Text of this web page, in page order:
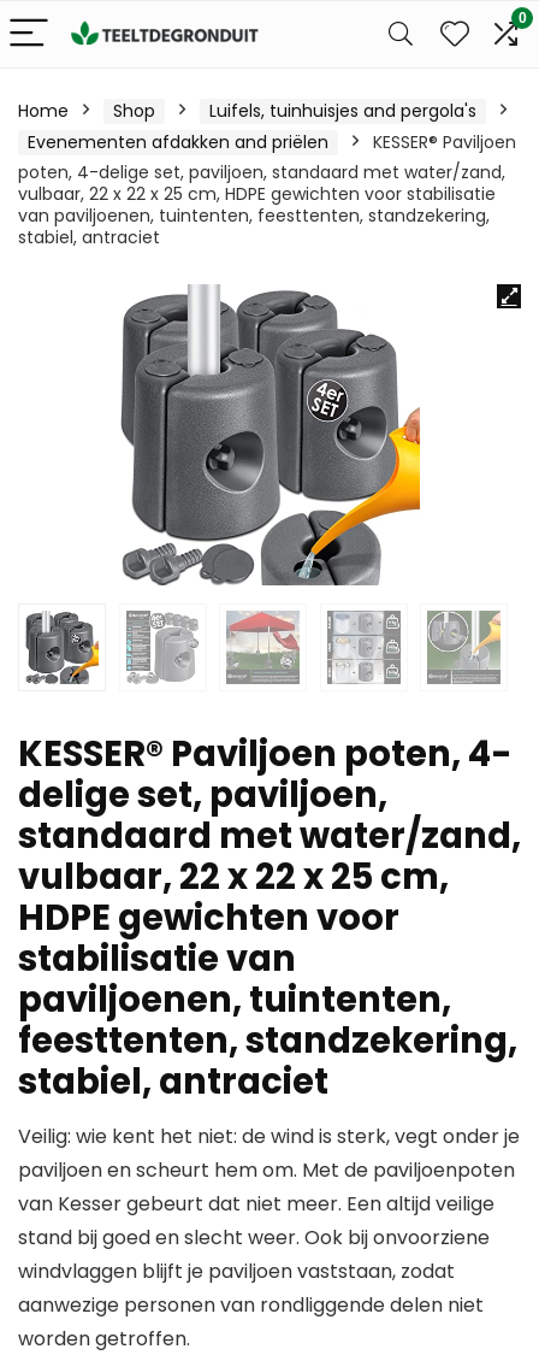
0
Home Shop
Luifels, tuinhuisjes and pergola's
Evenementen afdakken and priëlen
KESSER® Paviljoen
poten, 4-delige set, paviljoen, standaard met water/zand,
vulbaar, 22 x 22 x 25 cm, HDPE gewichten voor stabilisatie
van paviljoenen, tuintenten, feesttenten, standzekering,
stabiel, antraciet
KESSER® Paviljoen poten, 4-
delige set, paviljoen,
standaard met water/zand,
vulbaar, 22 x 22 x 25 cm,
HDPE gewichten voor
stabilisatie van
paviljoenen, tuintenten,
feesttenten, standzekering,
stabiel, antraciet
Veilig: wie kent het niet: de wind is sterk, vegt onder je
paviljoen en scheurt hem om. Met de paviljoenpoten
van Kesser gebeurt dat niet meer. Een altijd veilige
stand bij goed en slecht weer. Ook bij onvoorziene
windvlaggen blijft je paviljoen vaststaan, zodat
aanwezige personen van rondliggende delen niet
worden getroffen.